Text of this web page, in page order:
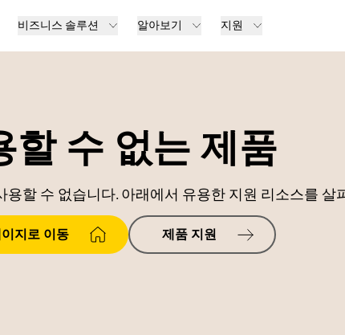
비즈니스 솔루션 알아보기 지원
할 수 없는 제품
용할 수 없습니다. 아래에서 유용한 지원 리소스를 살
지로 이동 제품 지원